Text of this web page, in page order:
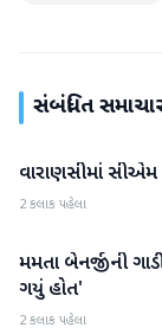
સંબંધિત
રાષ્ટ્રીય
વારાણસીમાં સીએમ
2 કલાક પહેલા
રાષ્ટ્રીય
મમતા બેનર્જીની
ગયું હોત'
2 કલાક પહેલા